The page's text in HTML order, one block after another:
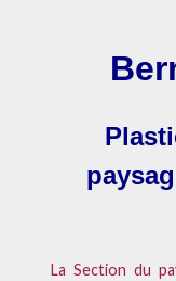
La Section du